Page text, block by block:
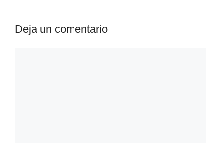
Deja un comentario